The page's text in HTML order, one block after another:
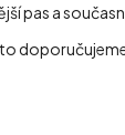
pas a